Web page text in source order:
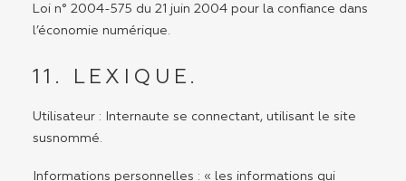
Loi n° 2004-575 du 21 juin 2004 pour la confiance dans
l’économie numérique.
11. LEXIQUE.
Utilisateur : Internaute se connectant, utilisant le site
susnommé.
Informations personnelles : « les informations qui